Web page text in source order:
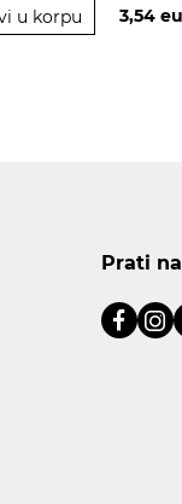
u korpu 3,54
Prati